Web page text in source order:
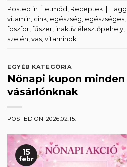
Posted in Életmód Receptek
vitamin cink egészség egészséges
foszfor ,fűszer inaktív élesztőpehely
szelén vas vitaminok
EGYÉB KATEGÓRIA
Nőnapi kupon
vásárlónknak
POSTED ON 2026.02.15.
15
febr